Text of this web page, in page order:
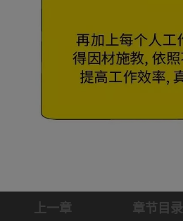
上一章 章节目录